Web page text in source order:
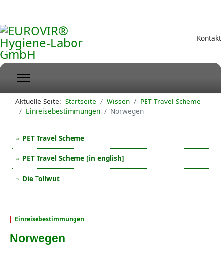
Kontakt
Aktuelle Seite: Startseite Wissen
PET Travel Scheme
Einreisebestimmungen
Norwegen
PET Travel Scheme
PET Travel Scheme [in english]
Die Tollwut
Einreisebestimmungen
Norwegen